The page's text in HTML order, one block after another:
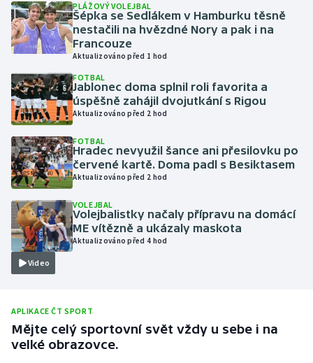
Judo
Krasobruslení
Lezení
Lyže a snowboard
Moderní pětiboj
Motorsport
Olympijské hry
Parasport
Plážový volejbal
Ragby
PLÁŽOVÝ VOLEJBAL
Šépka se Sedlákem v Hamburku těsně
nestačili na hvězdné Nory a pak i na
Francouze
Aktualizováno před 1 hod
FOTBAL
Jablonec doma splnil roli favorita a
úspěšně zahájil dvojutkání s Rigou
Aktualizováno před 2 hod
FOTBAL
Hradec nevyužil šance ani přesilovku po
červené kartě. Doma padl s Besiktasem
Aktualizováno před 2 hod
Video
VOLEJBAL
Volejbalistky načaly přípravu na domácí
ME vítězně a ukázaly maskota
Aktualizováno před 4 hod
APLIKACE ČT SPORT
Mějte celý sportovní svět vždy u sebe i na
velké obrazovce.